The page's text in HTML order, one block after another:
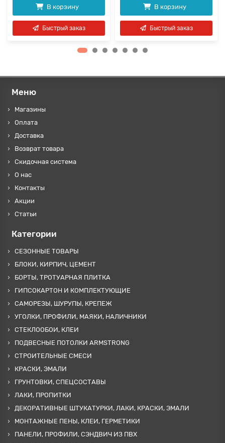
В корзину
Быстрый заказ
В корзину
Быстрый заказ
Меню
Магазины
Оплата
Доставка
Возврат товара
Скидочная система
О нас
Контакты
Акции
Статьи
Категории
СЕЗОННЫЕ ТОВАРЫ
БЛОКИ, КИРПИЧ, ЦЕМЕНТ
БОРТЫ, ТРОТУАРНАЯ ПЛИТКА
ГИПСОКАРТОН И КОМПЛЕКТУЮЩИЕ
САМОРЕЗЫ, ШУРУПЫ, КРЕПЕЖ
УГОЛКИ, ПРОФИЛИ, МАЯКИ, НАЛИЧНИКИ
СТЕКЛООБОИ, КЛЕИ
ПОДВЕСНЫЕ ПОТОЛКИ ARMSTRONG
СТРОИТЕЛЬНЫЕ СМЕСИ
КРАСКИ, ЭМАЛИ
ГРУНТОВКИ, СПЕЦСОСТАВЫ
ЛАКИ, ПРОПИТКИ
ДЕКОРАТИВНЫЕ ШТУКАТУРКИ, ЛАКИ, КРАСКИ, ЭМАЛИ
МОНТАЖНЫЕ ПЕНЫ, КЛЕИ, ГЕРМЕТИКИ
ПАНЕЛИ, ПРОФИЛИ, СЭНДВИЧ ИЗ ПВХ